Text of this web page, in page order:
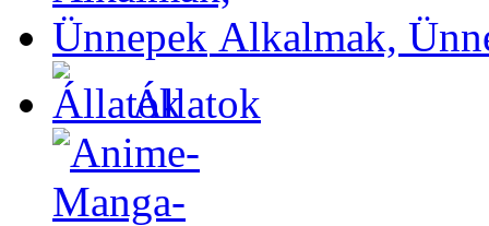
Alkalmak,
Állatok